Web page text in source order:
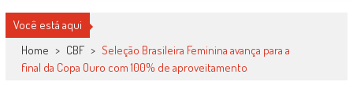
Você está aqui
Home > CBF > Seleção Brasileira Feminina avança para a
final da Copa Ouro com 100% de aproveitamento